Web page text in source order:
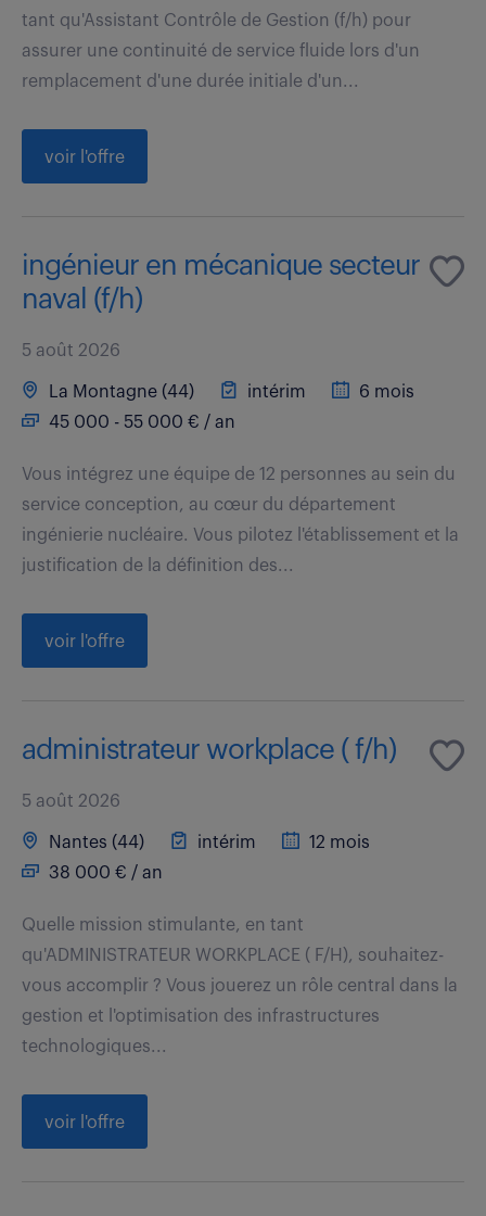
tant qu'Assistant Contrôle de Gestion (f/h) pour
assurer une continuité de service fluide lors d'un
remplacement d'une durée initiale d'un...
voir l'offre
ingénieur en mécanique secteur
naval (f/h)
5 août 2026
La Montagne (44) intérim
6 mois
45 000 - 55 000 € / an
Vous intégrez une équipe de 12 personnes au sein du
service conception, au cœur du département
ingénierie nucléaire. Vous pilotez l'établissement et la
justification de la définition des...
voir l'offre
administrateur workplace ( f/h)
5 août 2026
Nantes (44) intérim
12 mois
38 000 € / an
Quelle mission stimulante, en tant
qu'ADMINISTRATEUR WORKPLACE ( F/H), souhaitez-
vous accomplir ? Vous jouerez un rôle central dans la
gestion et l'optimisation des infrastructures
technologiques...
voir l'offre